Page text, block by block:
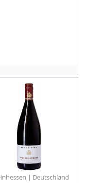
| Deutschland